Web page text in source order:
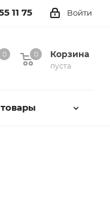
Войти
11 75
0 Корзина
пуста
0